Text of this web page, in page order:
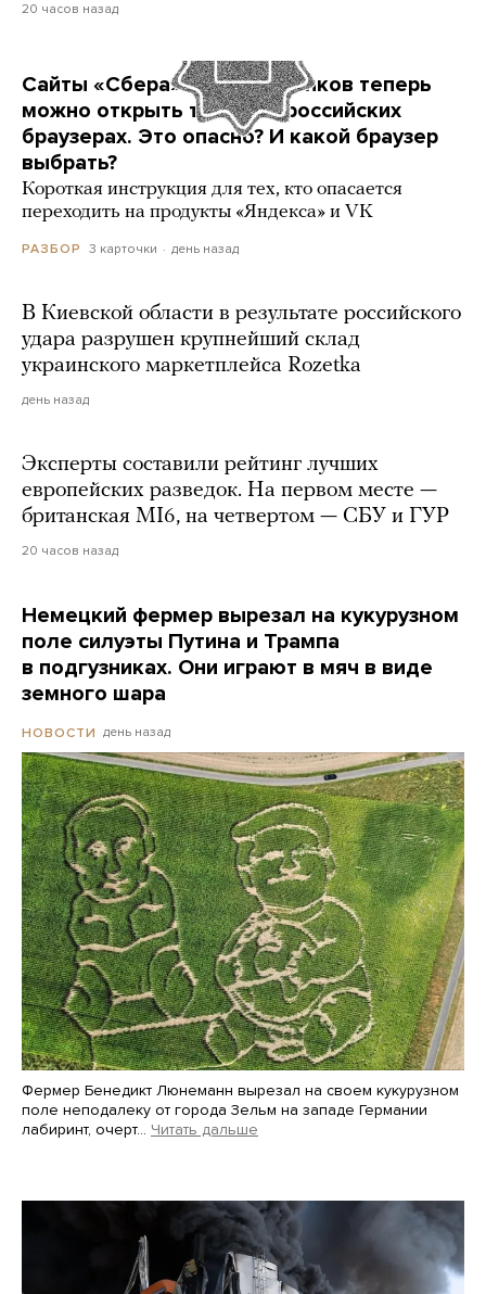
20 часов назад
Сайты «Сбера» и других банков теперь
можно открыть только в российских
браузерах. Это опасно? И какой браузер
выбрать?
Короткая инструкция для тех, кто опасается
переходить на продукты «Яндекса» и VK
РАЗБОР 3 карточки день назад
В Киевской области в результате российского
удара разрушен крупнейший склад
украинского маркетплейса Rozetka
день назад
Эксперты составили рейтинг лучших
европейских разведок. На первом месте —
британская MI6, на четвертом — СБУ и ГУР
20 часов назад
Немецкий фермер вырезал на кукурузном
поле силуэты Путина и Трампа
в подгузниках. Они играют в мяч в виде
земного шара
НОВОСТИ день назад
Фермер Бенедикт Люнеманн вырезал на своем кукурузном
поле неподалеку от города Зельм на западе Германии
лабиринт, очерт… Читать дальше